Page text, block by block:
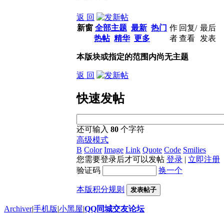
返 回
新窗 全部主题 最新 热门
热帖 精华 更多
作
者
回复/
查看
最后
发表
本版块或指定的范围内尚无主题
返 回
快速发帖
还可输入 80 个字符
高级模式
B Color Image Link Quote Code Smilies
您需要登录后才可以发帖 登录 | 立即注册
验证码
换一个
本版积分规则 发表帖子
Archiver|手机版|小黑屋|QQ同城交友论坛